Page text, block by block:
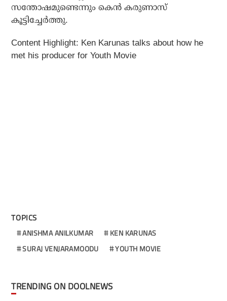
സന്തോഷമുണ്ടെന്നും കെന്‍ കരുണാസ്
കൂട്ടിച്ചേര്‍ത്തു.
Content Highlight: Ken Karunas talks about how he
met his producer for Youth Movie
TOPICS
ANISHMA ANILKUMAR
KEN KARUNAS
SURAJ VENJARAMOODU
YOUTH MOVIE
TRENDING ON DOOLNEWS